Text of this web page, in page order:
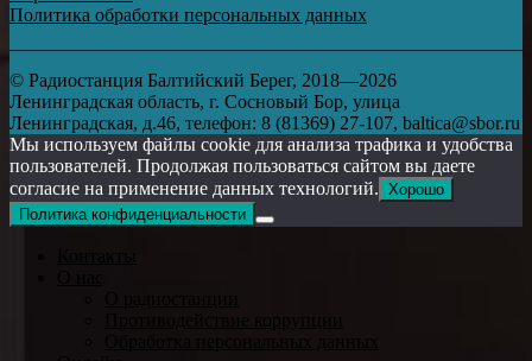
Политика обработки персональных данных
© Радиостанция Балтийский Берег, 2018—2026
Ленинградская область, г. Сосновый Бор, улица
Ленинградская, д.46, телефон: 8 (81369) 27-107, baltica@sbor.ru
Мы используем файлы cookie для анализа трафика и удобства
пользователей. Продолжая пользоваться сайтом вы даете
согласие на применение данных технологий. Хорошо
Политика конфиденциальности